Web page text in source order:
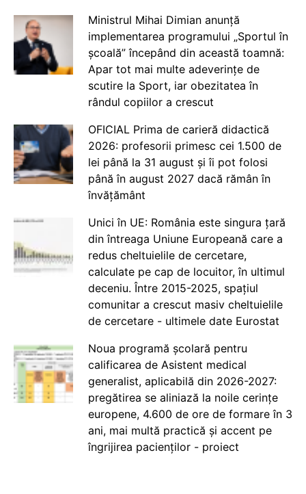
Ministrul Mihai Dimian anunță
implementarea programului „Sportul în
școală” începând din această toamnă:
Apar tot mai multe adeverințe de
scutire la Sport, iar obezitatea în
rândul copiilor a crescut
OFICIAL Prima de carieră didactică
2026: profesorii primesc cei 1.500 de
lei până la 31 august și îi pot folosi
până în august 2027 dacă rămân în
învățământ
Unici în UE: România este singura țară
din întreaga Uniune Europeană care a
redus cheltuielile de cercetare,
calculate pe cap de locuitor, în ultimul
deceniu. Între 2015-2025, spațiul
comunitar a crescut masiv cheltuielile
de cercetare - ultimele date Eurostat
Noua programă școlară pentru
calificarea de Asistent medical
generalist, aplicabilă din 2026-2027:
pregătirea se aliniază la noile cerințe
europene, 4.600 de ore de formare în 3
ani, mai multă practică și accent pe
îngrijirea pacienților - proiect